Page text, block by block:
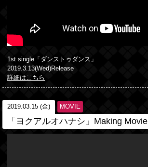
1st single「ダンストゥダンス」
2019.3.13(Wed)Release
詳細はこちら
2019.03.15 (金) MOVIE
「ヨクアルオハナシ」Making Movie